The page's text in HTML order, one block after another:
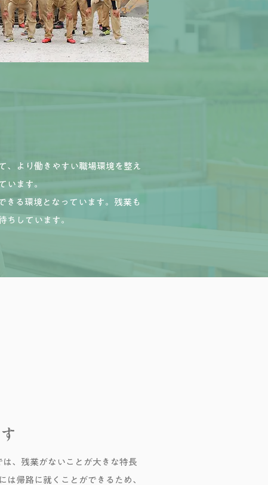
、より働きやすい職場環境を整え
います。
きる環境となっています。残業も
ちしています。
、残業がないことが大きな特長
は帰路に就くことができるため、